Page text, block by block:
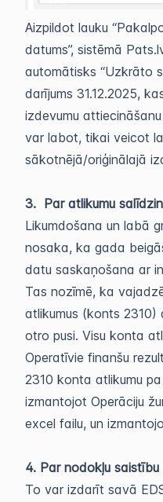
Aizpildot lauku
datums”, sistēmā
automātisks “Uzkrāto
darījums 31.12.2025,
izdevumu
var labot, tikai veicot
sākotnējā/oriģinālajā
3. Par atlikumu
Likumdošana un labā
nosaka, ka gada
datu saskaņošana ar
Tas nozīmē, ka
atlikumus (konts 2310)
otro pusi. Visu konta
Operatīvie finanšu
2310 konta atlikumu
izmantojot Operāciju
excel failu, un
4. Par nodokļu
To var izdarīt savā